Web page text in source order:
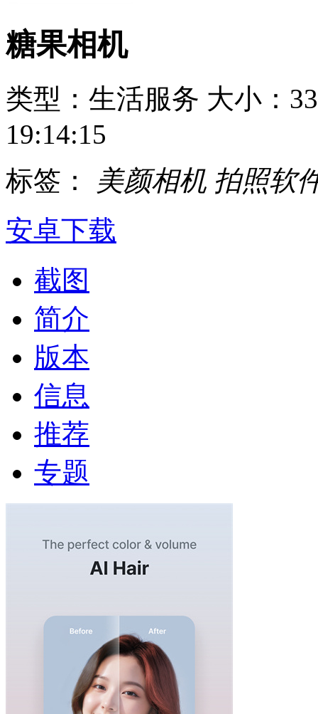
糖果相机
类型：生活服务 大小：
19:14:15
标签： 美颜相机 拍照软
安卓下载
截图
简介
版本
信息
推荐
专题